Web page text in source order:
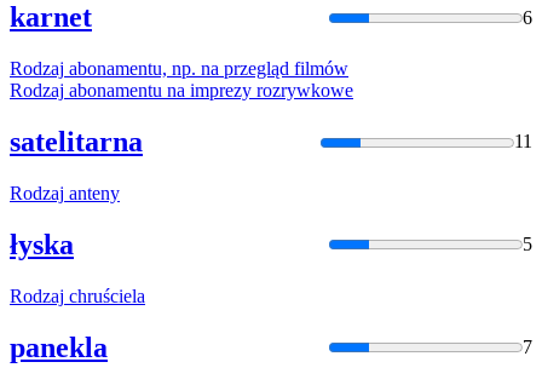
karnet 6
Rodzaj abonamentu, np. na przegląd filmów
Rodzaj abonamentu na imprezy rozrywkowe
satelitarna 11
Rodzaj anteny
łyska 5
Rodzaj chruściela
panekla 7